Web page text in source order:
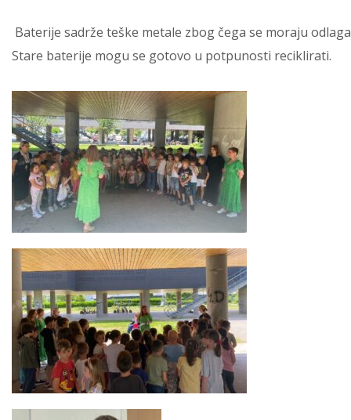
Baterije sadrže teške metale zbog čega se moraju
Stare baterije mogu se gotovo u potpunosti reciklirati.